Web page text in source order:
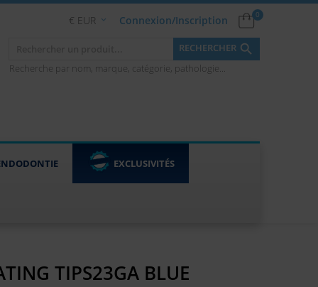
€ EUR  Connexion/Inscription 0
RECHERCHER 
Recherche par nom, marque, catégorie, pathologie...
EXCLUSIVITÉS
TIPS23GA BLUE